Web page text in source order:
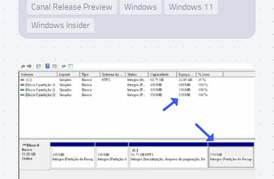
Canal Release Preview Windows
Windows 11
Windows Insider